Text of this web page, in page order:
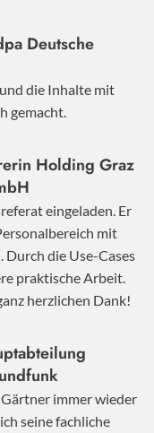
Deutsche
die Inhalte mit
gemacht.
Holding Graz
eingeladen. Er
mit
Durch die Use-Cases
praktische Arbeit.
herzlichen Dank!
immer wieder
seine fachliche